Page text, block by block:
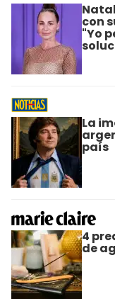
con
"Yo
La
país
4
de